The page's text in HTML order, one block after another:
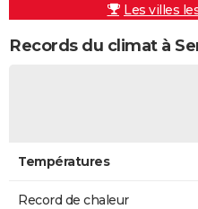
Les villes
Records du climat à
Températures
Record de chaleur